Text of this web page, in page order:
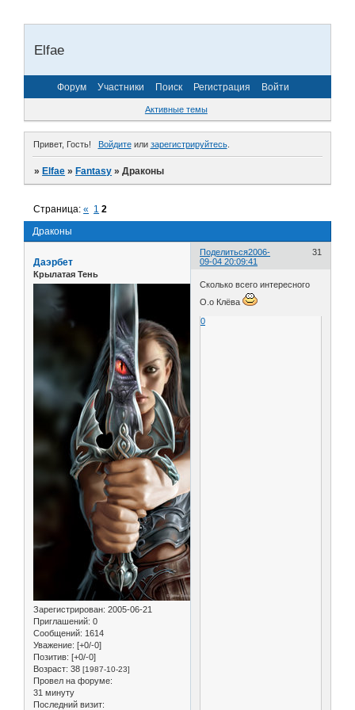
Elfae
Форум Участники Поиск Регистрация Войти
Активные темы
Привет, Гость! Войдитеили зарегистрируйтесь.
»Elfae »Fantasy »Драконы
Драконы
Страница:« 1 2
Поделиться 31
2006-
09-04 20:09:41
Даэрбет
Крылатая Тень
Зарегистрирован: 2005-06-21
Приглашений: 0
Сообщений: 1614
Уважение: [+0/-0]
Позитив: [+0/-0]
Возраст: 38 [1987-10-23]
Провел на форуме:
31 минуту
Последний визит:
Сколько всего интересного
О.о Клёва
0